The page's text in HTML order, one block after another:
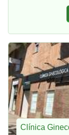
Clínica